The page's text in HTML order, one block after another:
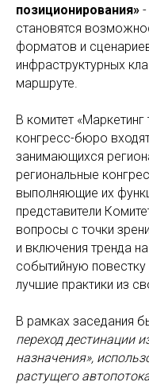
позиционирования»
становятся
форматов и
инфраструктурных
маршруте.
В комитет
конгресс-бюро
занимающихся
региональные
выполняющие их
представители
вопросы с точки
и включения тренда
событийную повестку
лучшие практики из
В рамках заседания
переход дестинации
назначения»,
растущего